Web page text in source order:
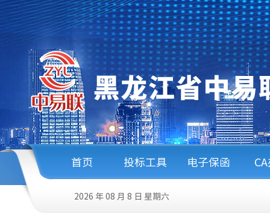
首页 投标工具 电子保函
2026 年 08 月 8 日 星期六